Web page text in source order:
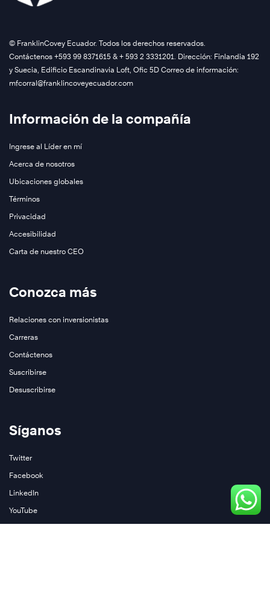
©️ FranklinCovey Ecuador. Todos los derechos reservados.
Contáctenos +593 99 8371615 & + 593 2 3331201. Dirección: Finlandia 192
y Suecia, Edificio Escandinavia Loft, Ofic 5D Correo de información:
mfcorral@franklincoveyecuador.com
Información de la compañía
Ingrese al Líder en mí
Acerca de nosotros
Ubicaciones globales
Términos
Privacidad
Accesibilidad
Carta de nuestro CEO
Conozca más
Relaciones con inversionistas
Carreras
Contáctenos
Suscribirse
Desuscribirse
Síganos
Twitter
Facebook
LinkedIn
YouTube